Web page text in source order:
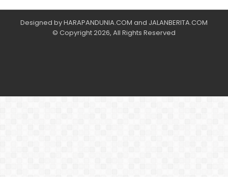
Designed byHARAPANDUNIA.COM and JALANBERITA.COM
© Copyright 2026, All Rights Reserved